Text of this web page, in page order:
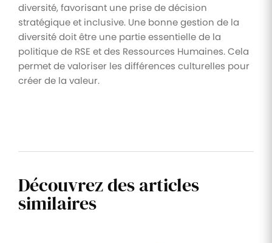
diversité, favorisant une prise de décision
stratégique et inclusive. Une bonne gestion de la
diversité doit être une partie essentielle de la
politique de RSE et des Ressources Humaines. Cela
permet de valoriser les différences culturelles pour
créer de la valeur.
Découvrez des articles
similaires